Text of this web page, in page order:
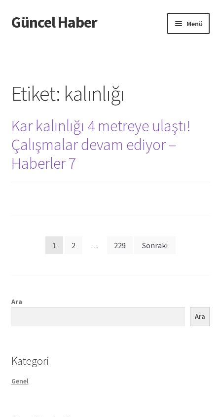
Dolaşıma
geç
İçeriğe
geç
Güncel Haber Menü
Etiket: kalınlığı
Kar kalınlığı 4 metreye ulaştı!
Çalışmalar devam ediyor –
Haberler 7
1 2 … 229 Sonraki
Ara
Ara
Kategori
Genel